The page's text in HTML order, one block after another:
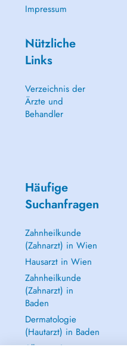
Impressum
Nützliche
Links
Verzeichnis der
Ärzte und
Behandler
Häufige
Suchanfragen
Zahnheilkunde
(Zahnarzt) in Wien
Hausarzt in Wien
Zahnheilkunde
(Zahnarzt) in
Baden
Dermatologie
(Hautarzt) in Baden
Alle anzeigen →